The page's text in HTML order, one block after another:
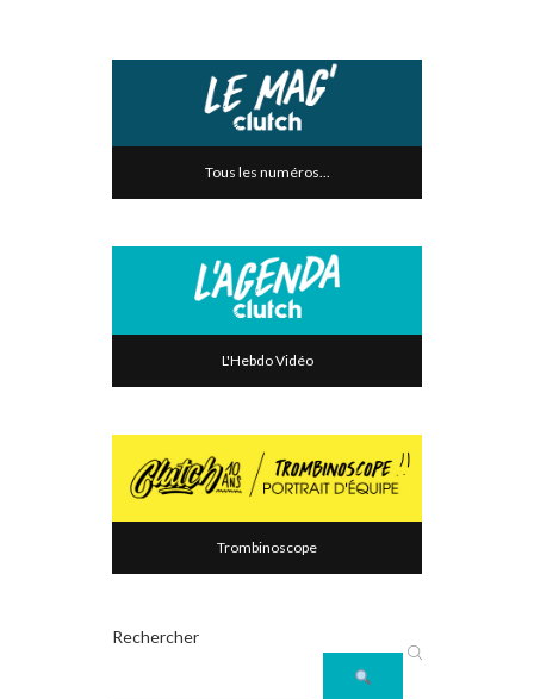
Tous les numéros...
L'Hebdo Vidéo
Trombinoscope
Rechercher